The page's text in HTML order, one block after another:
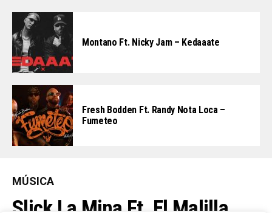
Montano Ft. Nicky Jam – Kedaaate
Fresh Bodden Ft. Randy Nota Loca –
Fumeteo
MÚSICA